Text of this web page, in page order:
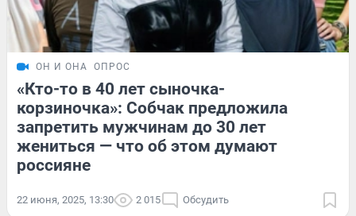
ОН И ОНА ОПРОС
«Кто-то в 40 лет сыночка-
корзиночка»: Собчак предложила
запретить мужчинам до 30 лет
жениться — что об этом думают
россияне
22 июня, 2025, 13:30 2 015 Обсудить